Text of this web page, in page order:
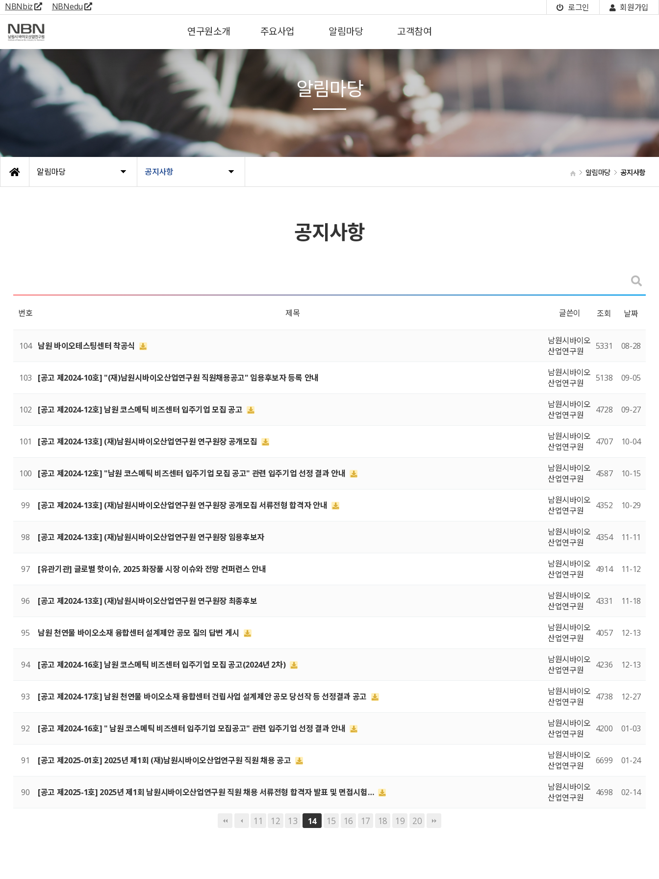
NBNbiz NBNedu 로그인 회원가입
연구원소개 주요사업 알림마당 고객참여
알림마당 공지사항 알림마당 공지사항
알림마당
공지사항
번호 제목 글쓴이 조회 날짜
104 남원 바이오테스팅센터 착공식
남원시바이오
산업연구원
5331 08-28
103 [공고 제2024-10호] "(재)남원시바이오산업연구원 직원채용공고" 임용후보자 등록 안내
남원시바이오
산업연구원
5138 09-05
102 [공고 제2024-12호] 남원 코스메틱 비즈센터 입주기업 모집 공고
남원시바이오
산업연구원
4728 09-27
101 [공고 제2024-13호] (재)남원시바이오산업연구원 연구원장 공개모집
남원시바이오
산업연구원
4707 10-04
100 [공고 제2024-12호] "남원 코스메틱 비즈센터 입주기업 모집 공고" 관련 입주기업 선정 결과 안내
남원시바이오
산업연구원
4587 10-15
99 [공고 제2024-13호] (재)남원시바이오산업연구원 연구원장 공개모집 서류전형 합격자 안내
남원시바이오
산업연구원
4352 10-29
98 [공고 제2024-13호] (재)남원시바이오산업연구원 연구원장 임용후보자
남원시바이오
산업연구원
4354 11-11
97 [유관기관] 글로벌 핫이슈, 2025 화장품 시장 이슈와 전망 컨퍼런스 안내
남원시바이오
산업연구원
4914 11-12
96 [공고 제2024-13호] (재)남원시바이오산업연구원 연구원장 최종후보
남원시바이오
산업연구원
4331 11-18
95 남원 천연물 바이오소재 융합센터 설계제안 공모 질의 답변 게시
남원시바이오
산업연구원
4057 12-13
94 [공고 제2024-16호] 남원 코스메틱 비즈센터 입주기업 모집 공고(2024년 2차)
남원시바이오
산업연구원
4236 12-13
93 [공고 제2024-17호] 남원 천연물 바이오소재 융합센터 건립사업 설계제안 공모 당선작 등 선정결과 공고
남원시바이오
산업연구원
4738 12-27
92 [공고 제2024-16호] " 남원 코스메틱 비즈센터 입주기업 모집공고" 관련 입주기업 선정 결과 안내
남원시바이오
산업연구원
4200 01-03
91 [공고 제2025-01호] 2025년 제1회 (재)남원시바이오산업연구원 직원 채용 공고
남원시바이오
산업연구원
6699 01-24
90 [공고 제2025-1호] 2025년 제1회 남원시바이오산업연구원 직원 채용 서류전형 합격자 발표 및 면접시험…
남원시바이오
산업연구원
4698 02-14
11 12 13 14 15 16 17 18 19 20